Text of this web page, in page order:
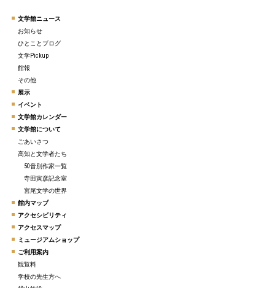
文学館ニュース
お知らせ
ひとことブログ
文学Pickup
館報
その他
展示
イベント
文学館カレンダー
文学館について
ごあいさつ
高知と文学者たち
50音別作家一覧
寺田寅彦記念室
宮尾文学の世界
館内マップ
アクセシビリティ
アクセスマップ
ミュージアムショップ
ご利用案内
観覧料
学校の先生方へ